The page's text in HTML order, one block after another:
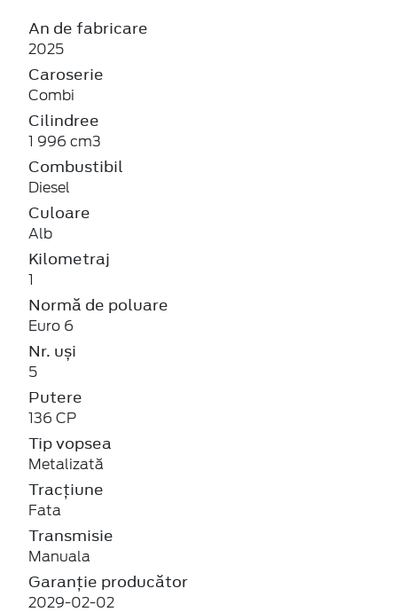
An de fabricare
2025
Caroserie
Combi
Cilindree
1 996 cm3
Combustibil
Diesel
Culoare
Alb
Kilometraj
1
Normă de poluare
Euro 6
Nr. uși
5
Putere
136 CP
Tip vopsea
Metalizată
Tracțiune
Fata
Transmisie
Manuala
Garanție producător
2029-02-02